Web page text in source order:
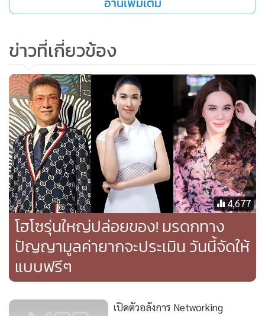
ข่าวที่เกี่ยวข้อง
4,677
โฮโซรุ่นใหญ่ปล่อยของ! มรดกทาง
ปัญญามูลค่ายากจะประเมิน วันนี้จัดให้
แบบฟรีๆ
เปิดตัวอลังการ Networking